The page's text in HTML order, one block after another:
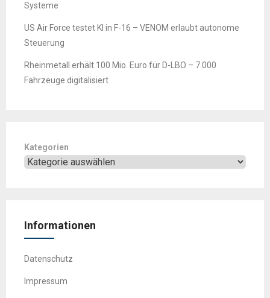
Systeme
US Air Force testet KI in F-16 – VENOM erlaubt autonome
Steuerung
Rheinmetall erhält 100 Mio. Euro für D-LBO – 7.000
Fahrzeuge digitalisiert
Kategorien
Informationen
Datenschutz
Impressum